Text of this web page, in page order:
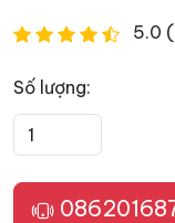
5.0
Số lượng: